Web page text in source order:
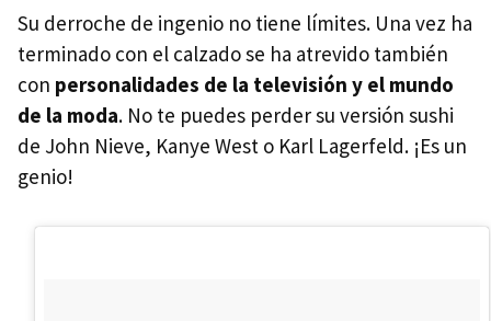
Su derroche de ingenio no tiene límites. Una vez ha
terminado con el calzado se ha atrevido también
con personalidades de la televisión y el mundo
de la moda. No te puedes perder su versión sushi
de John Nieve, Kanye West o Karl Lagerfeld. ¡Es un
genio!